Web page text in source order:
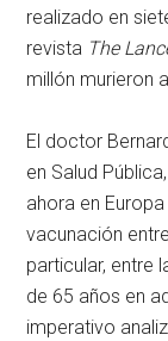
realizado en
revista The
millón murieron
El doctor
en Salud
ahora en
vacunación
particular, entre
de 65 años en
imperativo